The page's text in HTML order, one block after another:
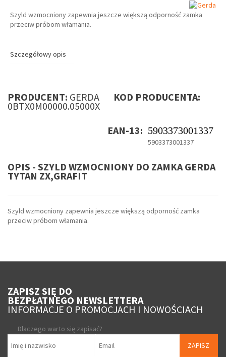
Szyld wzmocniony zapewnia jeszcze większą odporność zamka
przeciw próbom włamania.
Szczegółowy opis
PRODUCENT: GERDA KOD PRODUCENTA:
0BTX0M00000.05000X
EAN-13: 5903373001337
5903373001337
OPIS - SZYLD WZMOCNIONY DO ZAMKA GERDA
TYTAN ZX,GRAFIT
Szyld wzmocniony zapewnia jeszcze większą odporność zamka
przeciw próbom włamania.
ZAPISZ SIĘ DO
BEZPŁATNEGO NEWSLETTERA
INFORMACJE O PROMOCJACH I NOWOŚCIACH
Dlaczego warto się zapisać?
ZAPISZ